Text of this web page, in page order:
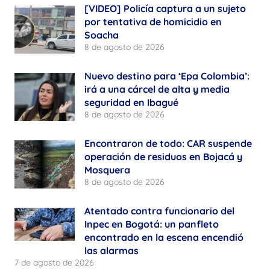
[VIDEO] Policía captura a un sujeto
por tentativa de homicidio en
Soacha
8 de agosto de 2026
Nuevo destino para ‘Epa Colombia’:
irá a una cárcel de alta y media
seguridad en Ibagué
8 de agosto de 2026
Encontraron de todo: CAR suspende
operación de residuos en Bojacá y
Mosquera
8 de agosto de 2026
Atentado contra funcionario del
Inpec en Bogotá: un panfleto
encontrado en la escena encendió
las alarmas
7 de agosto de 2026